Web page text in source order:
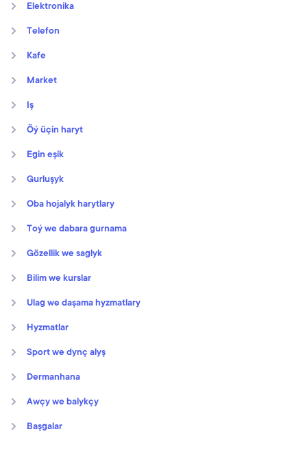
Elektronika
Telefon
Kafe
Market
Iş
Öý üçin haryt
Egin eşik
Gurluşyk
Oba hojalyk harytlary
Toý we dabara gurnama
Gözellik we saglyk
Bilim we kurslar
Ulag we daşama hyzmatlary
Hyzmatlar
Sport we dynç alyş
Dermanhana
Awçy we balykçy
Başgalar